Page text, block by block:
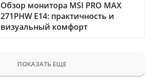
Обзор монитора MSI PRO MAX
271PHW E14: практичность и
визуальный комфорт
ПОКАЗАТЬ ЕЩЕ